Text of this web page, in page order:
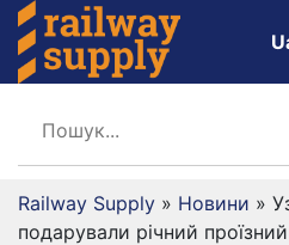
Railway Supply » Новини »
подарували річний проїзний